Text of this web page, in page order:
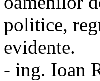
politice,
evidente.
- ing. Ioan